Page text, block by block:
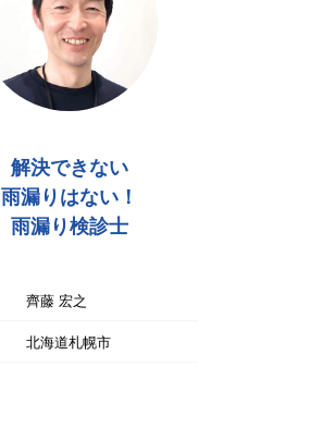
解決できない
雨漏りはない！
雨漏り検診士
齊藤 宏之
北海道札幌市